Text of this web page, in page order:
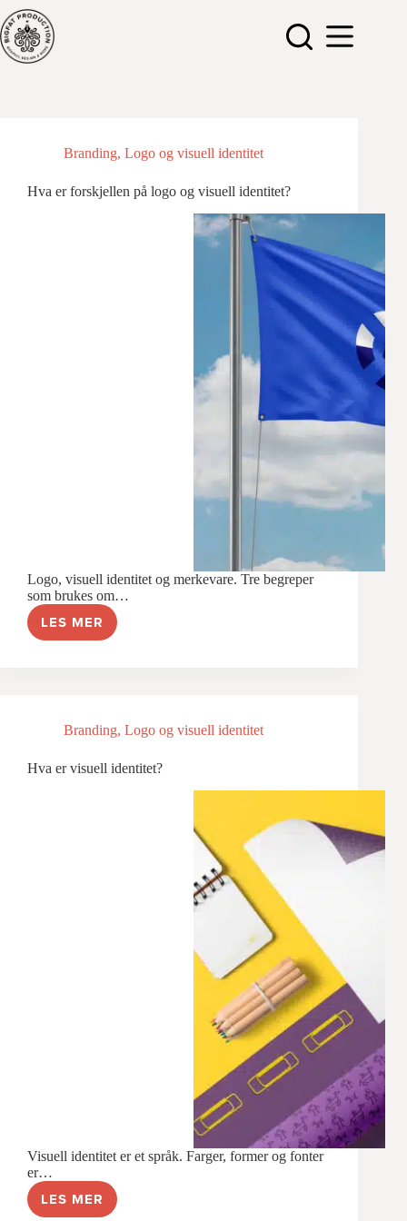
Hopp
til
innholdet
Branding, Logo og visuell identitet
Hva er forskjellen på logo og visuell identitet?
Logo, visuell identitet og merkevare. Tre begreper
som brukes om…
LES MER
HVA
ER
VISUELL
IDENTITET?
Branding, Logo og visuell identitet
Hva er visuell identitet?
Visuell identitet er et språk. Farger, former og fonter
er…
LES MER
HVA